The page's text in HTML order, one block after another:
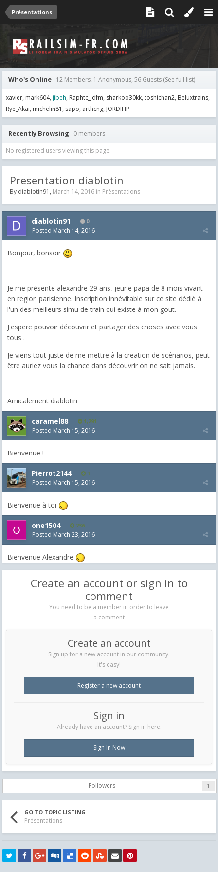
Présentations
Who's Online 12 Members, 1 Anonymous, 56 Guests (See full list)
xavier mark604 jibeh Raphtc_Idfm sharkoo30kk toshichan2 Beluxtrains
Rye_Akai michelin81 sapo arthcng JORDIHP
Recently Browsing 0 members
No registered users viewing this page.
Presentation diablotin
By diablotin91 , March 14, 2016 in Présentations
diablotin91 0
Posted March 14, 2016
Bonjour, bonsoir
Je me présente alexandre 29 ans, jeune papa de 8 mois vivant
en region parisienne. Inscription innévitable sur ce site dédié à
l'un des meilleurs simu de train qui existe à mon gout.
J'espere pouvoir découvrir et partager des choses avec vous
tous .
Je viens tout juste de me mettre à la creation de scénarios, peut
être auriez vous la chance dans découvrir on ne sait jamais.
Amicalement diablotin
caramel88 1,291
Posted March 15, 2016
Bienvenue !
Pierrot2144 1
Posted March 15, 2016
Bienvenue à toi
one1504 236
Posted March 23, 2016
Bienvenue Alexandre
Create an account or sign in to
comment
You need to be a member in order to leave
a comment
Create an account
Sign up for a new account in our community.
It's easy!
Register a new account
Sign in
Already have an account? Sign in here.
Sign In Now
Followers 1
GO TO TOPIC LISTING
Présentations